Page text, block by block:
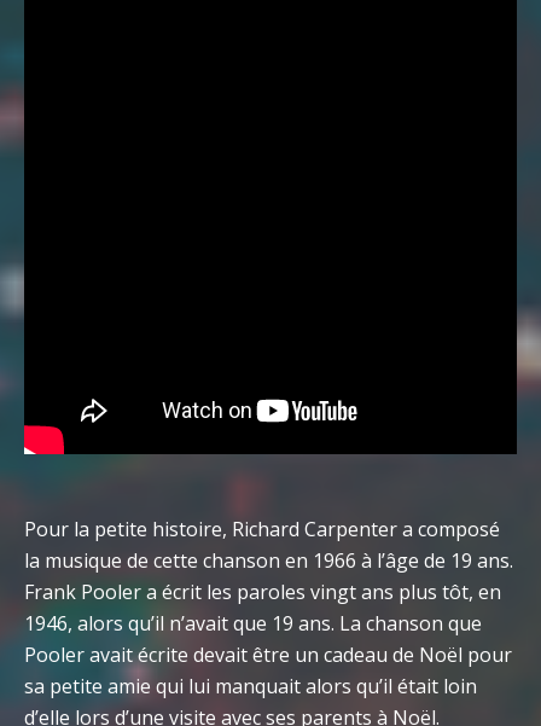
Pour la petite histoire, Richard Carpenter a composé
la musique de cette chanson en 1966 à l’âge de 19 ans.
Frank Pooler a écrit les paroles vingt ans plus tôt, en
1946, alors qu’il n’avait que 19 ans. La chanson que
Pooler avait écrite devait être un cadeau de Noël pour
sa petite amie qui lui manquait alors qu’il était loin
d’elle lors d’une visite avec ses parents à Noël.